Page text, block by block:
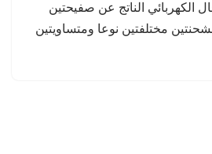
الكهربائي الناتج عن صفيحتين
مختلفتين نوعا ومتساويتين